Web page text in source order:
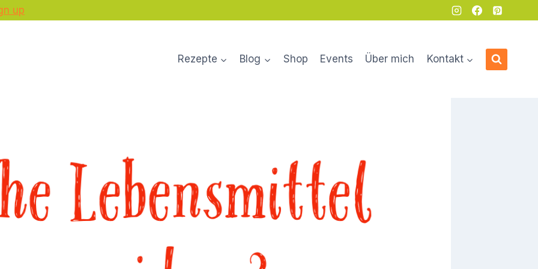
up
Rezepte Blog Shop Events Über mich Kontakt